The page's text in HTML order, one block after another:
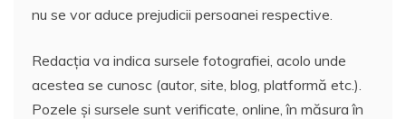
nu se vor aduce prejudicii persoanei respective.
Redacția va indica sursele fotografiei, acolo unde
acestea se cunosc (autor, site, blog, platformă etc.).
Pozele și sursele sunt verificate, online, în măsura în